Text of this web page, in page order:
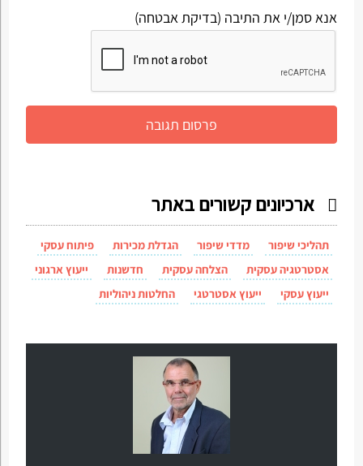
אנא סמן/י את התיבה (בדיקת אבטחה)
ארכיונים קשורים באתר
תהליכי שיפור מדדי שיפור הגדלת מכירות
פיתוח עסקי
אסטרטגיה עסקית
הצלחה עסקית חדשנות
ייעוץ ארגוני
ייעוץ עסקי
ייעוץ אסטרטגי החלטות ניהוליות